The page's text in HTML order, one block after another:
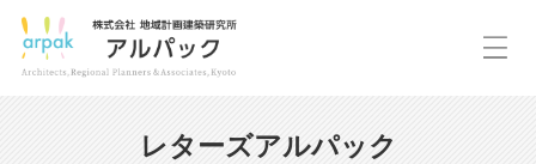
レターズアルパック